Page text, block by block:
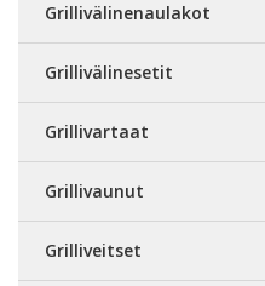
Grillivälinenaulakot
Grillivälinesetit
Grillivartaat
Grillivaunut
Grilliveitset